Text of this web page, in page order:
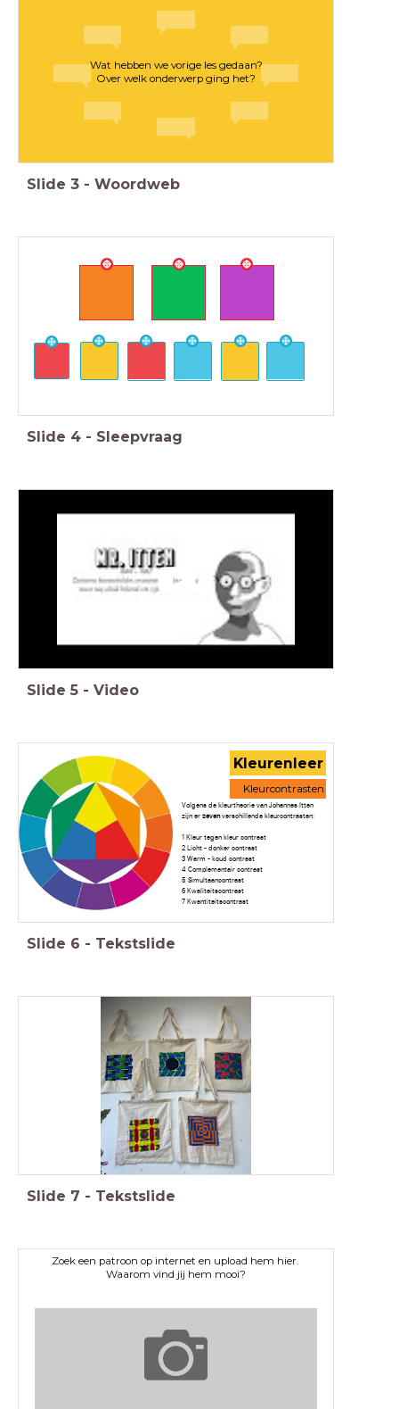
Wat hebben we vorige les gedaan?
Over welk onderwerp ging het?
Slide 3 - Woordweb
Slide 4 - Sleepvraag
Slide 5 - Video
Volgens de kleurtheorie van Johannes Itten
zijn erzevenverschillende kleurcontrasten:
1 Kleur tegen kleur contrast
2 Licht - donker contrast
3 Warm - koud contrast
4 Complementair contrast
5 Simultaancontrast
6 Kwaliteitscontrast
7 Kwantiteitscontrast
Kleurenleer
Kleurcontrasten
Slide 6 - Tekstslide
Slide 7 - Tekstslide
Zoek een patroon op internet en upload hem hier.
Waarom vind jij hem mooi?